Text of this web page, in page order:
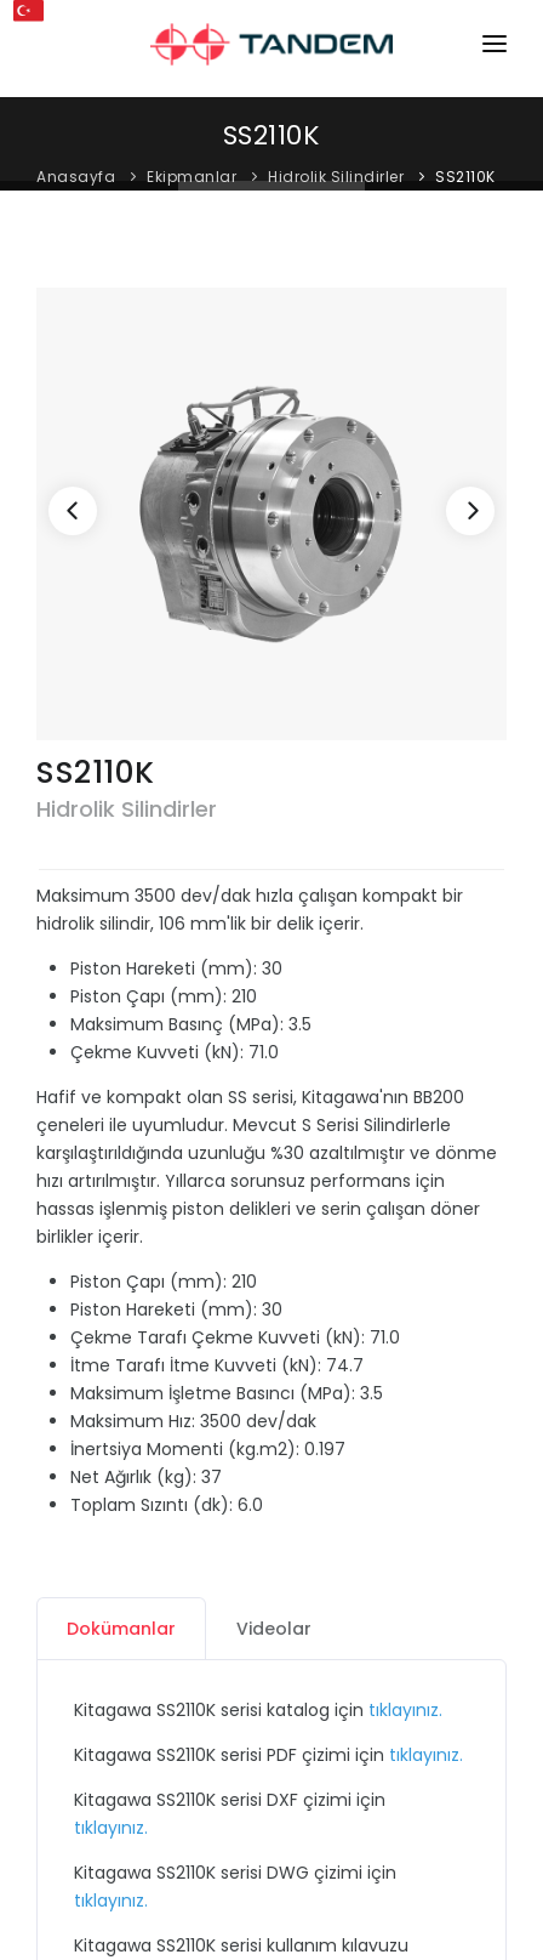
ANA SAYFA
SS2110K
Anasayfa Ekipmanlar Hidrolik Silindirler SS2110K
SS2110K
Hidrolik Silindirler
Maksimum 3500 dev/dak hızla çalışan kompakt bir
hidrolik silindir, 106 mm'lik bir delik içerir.
Piston Hareketi (mm): 30
Piston Çapı (mm): 210
Maksimum Basınç (MPa): 3.5
Çekme Kuvveti (kN): 71.0
Hafif ve kompakt olan SS serisi, Kitagawa'nın BB200
çeneleri ile uyumludur. Mevcut S Serisi Silindirlerle
karşılaştırıldığında uzunluğu %30 azaltılmıştır ve dönme
hızı artırılmıştır. Yıllarca sorunsuz performans için
hassas işlenmiş piston delikleri ve serin çalışan döner
birlikler içerir.
Piston Çapı (mm): 210
Piston Hareketi (mm): 30
Çekme Tarafı Çekme Kuvveti (kN): 71.0
İtme Tarafı İtme Kuvveti (kN): 74.7
Maksimum İşletme Basıncı (MPa): 3.5
Maksimum Hız: 3500 dev/dak
İnertsiya Momenti (kg.m2): 0.197
Net Ağırlık (kg): 37
Toplam Sızıntı (dk): 6.0
Dokümanlar Videolar
Kitagawa SS2110K serisi katalog için tıklayınız.
Kitagawa SS2110K serisi PDF çizimi için tıklayınız.
Kitagawa SS2110K serisi DXF çizimi için
tıklayınız.
Kitagawa SS2110K serisi DWG çizimi için
tıklayınız.
Kitagawa SS2110K serisi kullanım kılavuzu